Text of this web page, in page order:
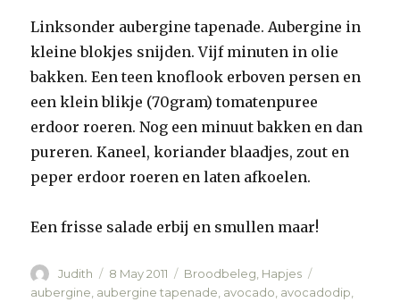
Linksonder aubergine tapenade. Aubergine in
kleine blokjes snijden. Vijf minuten in olie
bakken. Een teen knoflook erboven persen en
een klein blikje (70gram) tomatenpuree
erdoor roeren. Nog een minuut bakken en dan
pureren. Kaneel, koriander blaadjes, zout en
peper erdoor roeren en laten afkoelen.
Een frisse salade erbij en smullen maar!
Author
Judith
Posted
on
8 May 2011 Categories
Broodbeleg Hapjes
aubergine aubergine tapenade avocado avocadodip